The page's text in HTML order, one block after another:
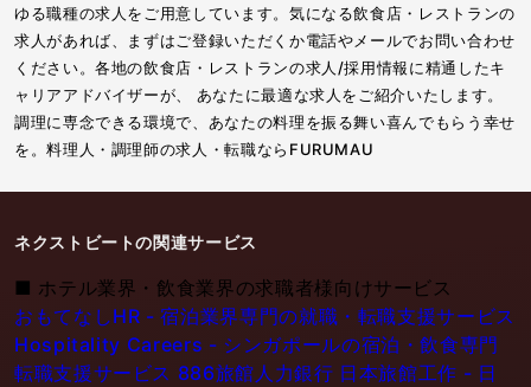
ゆる職種の求人をご用意しています。気になる飲食店・レストランの
求人があれば、まずはご登録いただくか電話やメールでお問い合わせ
ください。各地の飲食店・レストランの求人/採用情報に精通したキ
ャリアアドバイザーが、 あなたに最適な求人をご紹介いたします。
調理に専念できる環境で、あなたの料理を振る舞い喜んでもらう幸せ
を。料理人・調理師の求人・転職ならFURUMAU
ネクストビートの関連サービス
■ ホテル業界・飲食業界の求職者様向けサービス
おもてなしHR - 宿泊業界専門の就職・転職支援サービス
Hospitality Careers - シンガポールの宿泊・飲食専門
転職支援サービス 886旅館人力銀行 日本旅館工作 - 日